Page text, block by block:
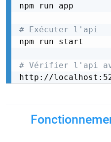
npm run app
# Exécuter l'api
npm run start
# Vérifier l'api
http://